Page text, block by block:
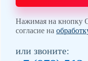
Нажимая на кнопку
согласие на
или звоните: